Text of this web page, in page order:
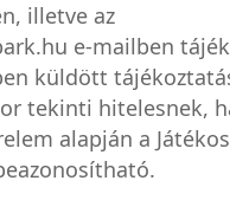
illetve az
e-mailben
küldött
tekinti hitelesnek,
alapján a Játékos